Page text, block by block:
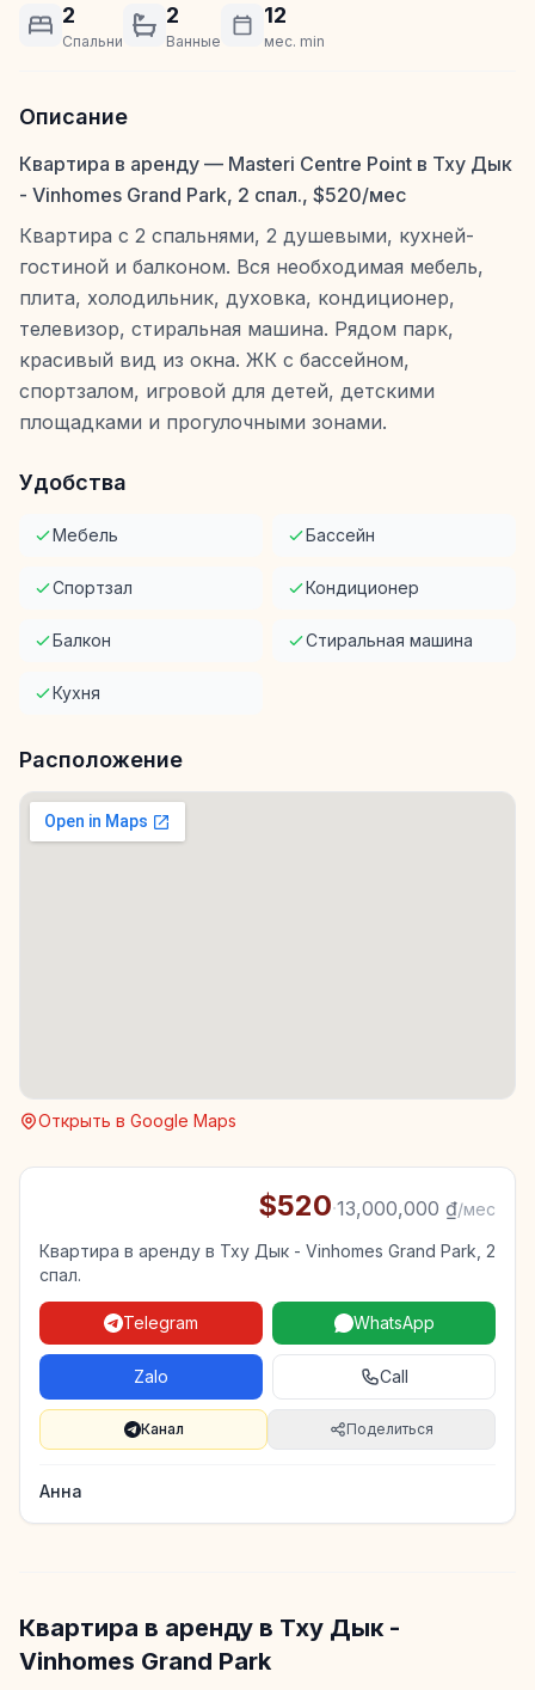
2
Спальни
2
Ванные
12
мес. min
Описание
Квартира в аренду — Masteri Centre Point в Тху Дык
- Vinhomes Grand Park, 2 спал., $520/мес
Квартира с 2 спальнями, 2 душевыми, кухней-
гостиной и балконом. Вся необходимая мебель,
плита, холодильник, духовка, кондиционер,
телевизор, стиральная машина. Рядом парк,
красивый вид из окна. ЖК с бассейном,
спортзалом, игровой для детей, детскими
площадками и прогулочными зонами.
Удобства
Мебель Бассейн
Спортзал Кондиционер
Балкон Стиральная машина
Кухня
Расположение
Открыть в Google Maps
$520·13,000,000 ₫/мес
Квартира в аренду в Тху Дык - Vinhomes Grand Park, 2
спал.
Telegram WhatsApp
Zalo Call
Канал Поделиться
Анна
Квартира в аренду в Тху Дык -
Vinhomes Grand Park